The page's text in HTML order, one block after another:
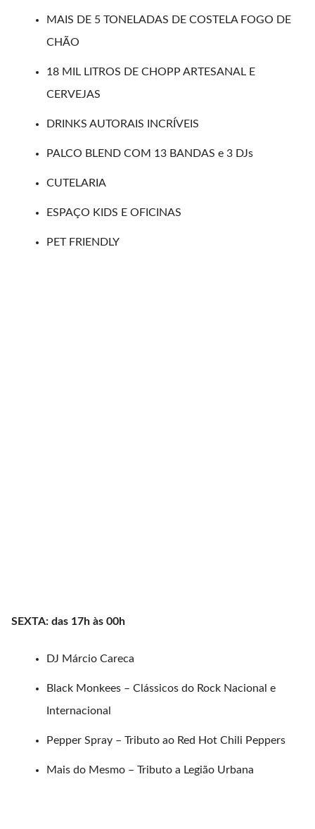
MAIS DE 5 TONELADAS DE COSTELA FOGO DE
CHÃO⁣⁣⁣⁣⁣⁣⁣⁣⁣⁣⁣⁣⁣⁣⁣⁣⁣⁣⁣
18 MIL LITROS DE CHOPP ARTESANAL E
CERVEJAS⁣⁣⁣⁣⁣⁣⁣⁣⁣⁣⁣⁣⁣⁣⁣⁣⁣
DRINKS AUTORAIS INCRÍVEIS⁣⁣⁣⁣⁣⁣⁣⁣⁣⁣⁣⁣⁣⁣⁣⁣⁣⁣⁣
PALCO BLEND COM 13 BANDAS⁣⁣⁣⁣⁣⁣⁣⁣ e 3 DJs⁣⁣⁣⁣⁣⁣⁣⁣⁣⁣⁣
CUTELARIA⁣
ESPAÇO KIDS E OFICINAS⁣⁣⁣
PET FRIENDLY⁣⁣⁣⁣⁣
SEXTA: das 17h às 00h⁣
DJ Márcio Careca⁣
Black Monkees – Clássicos do Rock Nacional e
Internacional ⁣
Pepper Spray – Tributo ao Red Hot Chili Peppers⁣
Mais do Mesmo – Tributo a Legião Urbana⁣